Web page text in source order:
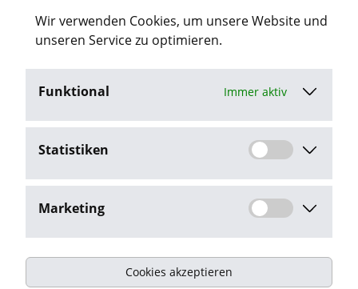
Wir verwenden Cookies, um unsere Website und
unseren Service zu optimieren.
Funktional Immer aktiv
Statistiken
Marketing
Cookies akzeptieren
“Datenschutz”.